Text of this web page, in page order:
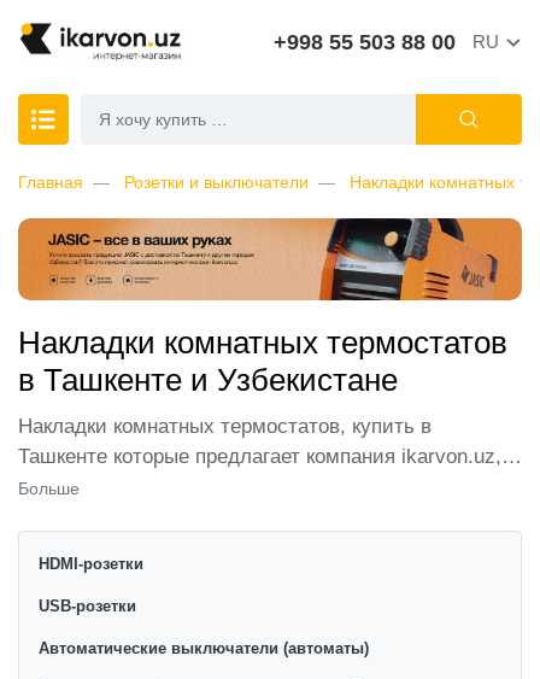
+998 55 503 88 00 RU
Главная Розетки и выключатели Накладки комнатных
Накладки комнатных термостатов
в Ташкенте и Узбекистане
Накладки комнатных термостатов, купить в
Ташкенте которые предлагает компания ikarvon.uz,
пользуются широким спросом среди наших
комнатных термостатов в интернет-магазине
представлены ведущими производителями и
брендами, список которых постоянно расширяется.
Больше
HDMI-розетки
USB-розетки
Автоматические выключатели (автоматы)